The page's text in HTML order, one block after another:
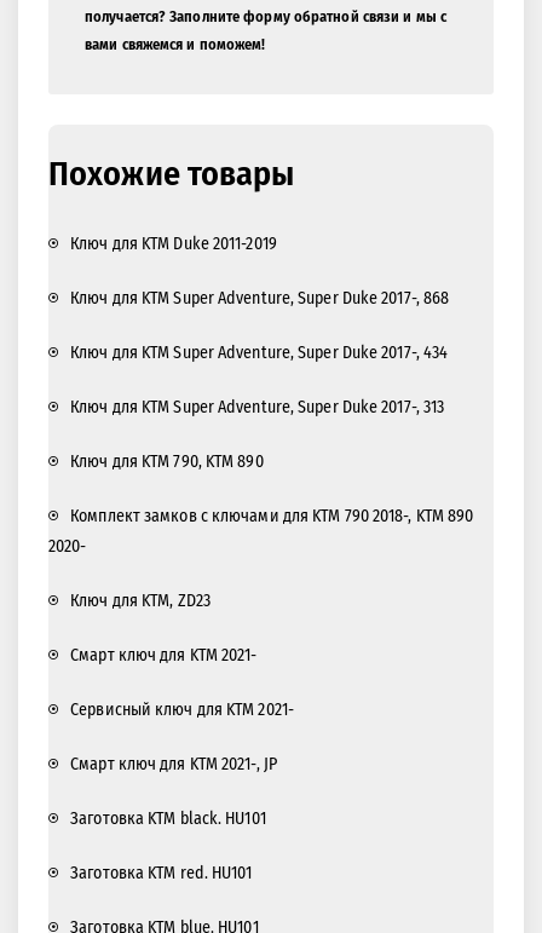
получается? Заполните форму обратной связи и мы с
вами свяжемся и поможем!
Похожие товары
Ключ для KTM Duke 2011-2019
Ключ для KTM Super Adventure, Super Duke 2017-, 868
Ключ для KTM Super Adventure, Super Duke 2017-, 434
Ключ для KTM Super Adventure, Super Duke 2017-, 313
Ключ для KTM 790, KTM 890
Комплект замков с ключами для KTM 790 2018-, KTM 890
2020-
Ключ для KTM, ZD23
Смарт ключ для KTM 2021-
Сервисный ключ для KTM 2021-
Смарт ключ для KTM 2021-, JP
Заготовка KTM black. HU101
Заготовка KTM red. HU101
Заготовка KTM blue. HU101